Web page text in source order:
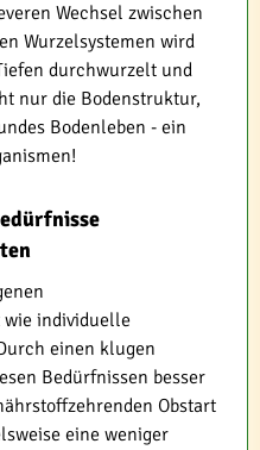
Wechsel zwischen
Wurzelsystemen wird
durchwurzelt und
nur die Bodenstruktur,
Bodenleben - ein
individuelle
einen klugen
Bedürfnissen besser
Obstart
eine weniger